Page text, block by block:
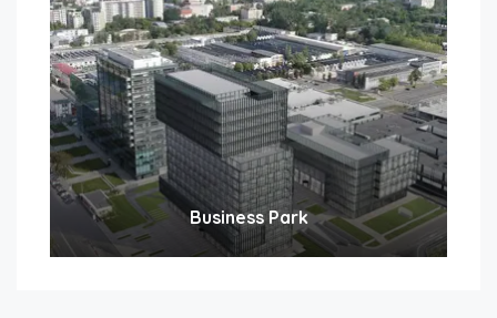
Business Park